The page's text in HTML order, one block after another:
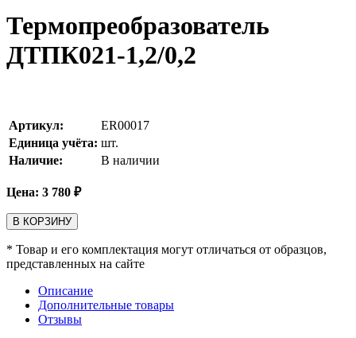
Термопреобразователь
ДТПК021-1,2/0,2
Артикул:
ER00017
Единица учёта: шт.
Наличие:
В наличии
Цена: 3 780 ₽
В КОРЗИНУ
* Товар и его комплектация могут отличаться от образцов,
представленных на сайте
Описание
Дополнительные товары
Отзывы